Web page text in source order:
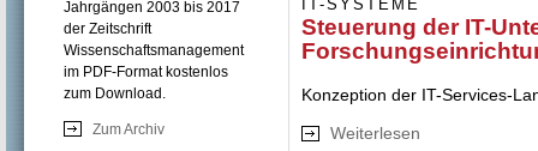
Jahrgängen 2003 bis 2017
der Zeitschrift
Wissenschaftsmanagement
im PDF-Format kostenlos
zum Download.
Zum Archiv
IT-SYSTEME
Steuerung der IT-
Konzeption der IT-Services-
Weiterlesen